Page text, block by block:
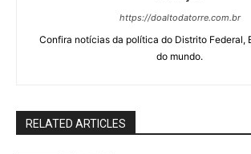
https://doaltodatorre.com.br
Confira notícias da política do Distrito Federal,
do mundo.
RELATED ARTICLES